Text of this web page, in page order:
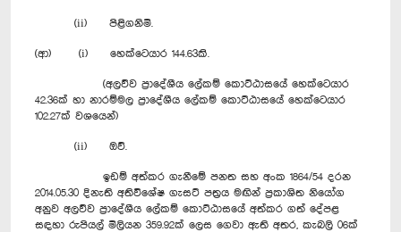
(ii) පිළිගනිමි.
(ආ) (i) හෙක්ටෙයාර 144.63කි.
(අලව්ව ප්‍රාදේශීය ලේකම් කොට්ඨාසයේ හෙක්ටෙයාර
42.36ක් හා නාරම්මල ප්‍රාදේශීය ලේකම් කොට්ඨාසයේ හෙක‍්ටෙයාර
102.27ක් වශයෙන්)
(ii) ඔව්.
ඉඩම් අත්කර ගැනීමේ පනත සහ අංක 1864/54 දරන
2014.05.30 දිනැති අතිවිශේෂ ගැසට් පත්‍රය මඟින් ප්‍රකාශිත නියෝග
අනුව අලව්ව ප්‍රාදේශීය ලේකම් කොට්ඨාසයේ අත්කර ගත් දේපළ
සඳහා රුපියල් මිලියන 359.92ක් ලෙස ගෙවා ඇති අතර, කැබලි 06ක්